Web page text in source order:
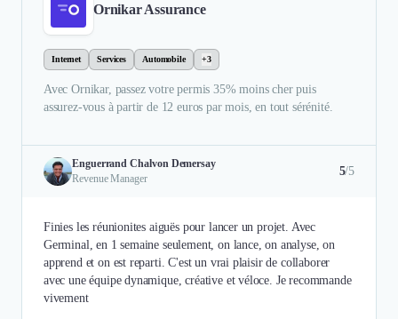
Ornikar Assurance
Internet Services Automobile +3
Avec Ornikar, passez votre permis 35% moins cher puis
assurez-vous à partir de 12 euros par mois, en tout sérénité.
Enguerrand Chalvon Demersay
Revenue Manager
5/5
Finies les réunionites aiguës pour lancer un projet. Avec
Germinal, en 1 semaine seulement, on lance, on analyse, on
apprend et on est reparti. C'est un vrai plaisir de collaborer
avec une équipe dynamique, créative et véloce. Je recommande
vivement